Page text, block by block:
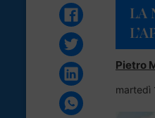
LA
Pietro
martedì